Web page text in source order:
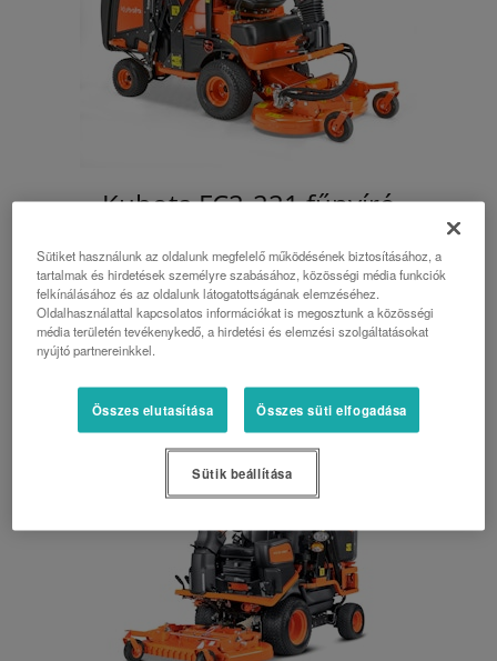
Kubota FC2-221 fűnyíró
Az FC2-221 kompakt mérete és egyszerű kialakítása
sokoldalúan használható bármilyen képzettségi
szintű kezelő részére
Sütiket használunk az oldalunk megfelelő működésének biztosításához, a
tartalmak és hirdetések személyre szabásához, közösségi média funkciók
felkínálásához és az oldalunk látogatottságának elemzéséhez.
Oldalhasználattal kapcsolatos információkat is megosztunk a közösségi
média területén tevékenykedő, a hirdetési és elemzési szolgáltatásokat
nyújtó partnereinkkel.
Összes elutasítása Összes süti elfogadása
Sütik beállítása